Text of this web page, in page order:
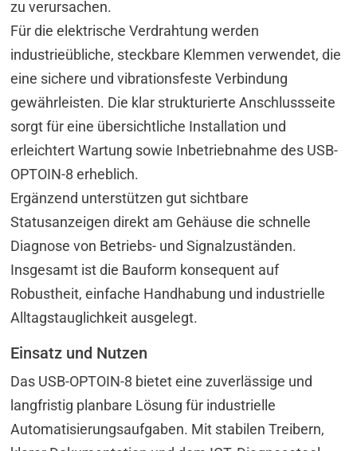
zu verursachen.
Für die elektrische Verdrahtung werden
industrieübliche, steckbare Klemmen verwendet, die
eine sichere und vibrationsfeste Verbindung
gewährleisten. Die klar strukturierte Anschlussseite
sorgt für eine übersichtliche Installation und
erleichtert Wartung sowie Inbetriebnahme des USB-
OPTOIN-8 erheblich.
Ergänzend unterstützen gut sichtbare
Statusanzeigen direkt am Gehäuse die schnelle
Diagnose von Betriebs- und Signalzuständen.
Insgesamt ist die Bauform konsequent auf
Robustheit, einfache Handhabung und industrielle
Alltagstauglichkeit ausgelegt.
Einsatz und Nutzen
Das USB-OPTOIN-8 bietet eine zuverlässige und
langfristig planbare Lösung für industrielle
Automatisierungsaufgaben. Mit stabilen Treibern,